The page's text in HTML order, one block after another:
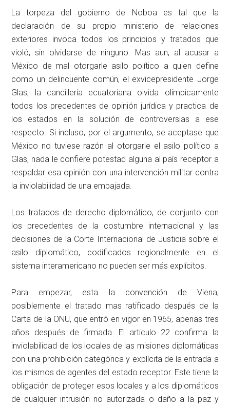
La torpeza del gobierno de Noboa es tal que la
declaración de su propio ministerio de relaciones
exteriores invoca todos los principios y tratados que
violó, sin olvidarse de ninguno. Mas aun, al acusar a
México de mal otorgarle asilo político a quien define
como un delincuente común, el exvicepresidente Jorge
Glas, la cancillería ecuatoriana olvida olímpicamente
todos los precedentes de opinión jurídica y practica de
los estados en la solución de controversias a ese
respecto. Si incluso, por el argumento, se aceptase que
México no tuviese razón al otorgarle el asilo político a
Glas, nada le confiere potestad alguna al país receptor a
respaldar esa opinión con una intervención militar contra
la inviolabilidad de una embajada.
Los tratados de derecho diplomático, de conjunto con
los precedentes de la costumbre internacional y las
decisiones de la Corte Internacional de Justicia sobre el
asilo diplomático, codificados regionalmente en el
sistema interamericano no pueden ser más explícitos.
Para empezar, esta la convención de Viena,
posiblemente el tratado mas ratificado después de la
Carta de la ONU, que entró en vigor en 1965, apenas tres
años después de firmada. El articulo 22 confirma la
inviolabilidad de los locales de las misiones diplomáticas
con una prohibición categórica y explícita de la entrada a
los mismos de agentes del estado receptor. Este tiene la
obligación de proteger esos locales y a los diplomáticos
de cualquier intrusión no autorizada o daño a la paz y